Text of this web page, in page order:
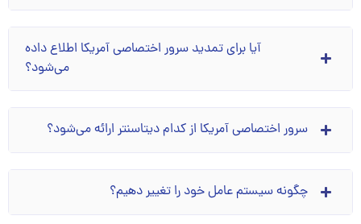
آیا برای تمدید سرور اختصاصی آمریکا اطلاع داده
می‌شود؟
سرور اختصاصی آمریکا از کدام دیتاسنتر ارائه می‌شود؟
چگونه سیستم عامل خود را تغییر دهیم؟